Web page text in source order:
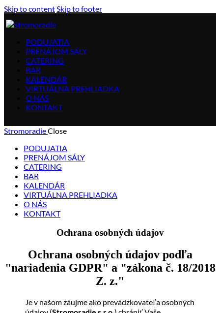
Skip to contentSkip to footer
PODUJATIA
PRENÁJOM SÁLY
CATERING
BAR
KALENDÁR
VIRTUÁLNA PREHLIADKA
O NÁS
KONTAKT
StromoradieClose
PODUJATIA
PRENÁJOM SÁLY
CATERING
BAR
KALENDÁR
VIRTUÁLNA PREHLIADKA
O NÁS
KONTAKT
Ochrana osobných údajov
Ochrana osobných údajov podľa
"nariadenia GDPR" a "zákona č. 18/2018
Z. z."
Je v našom záujme ako prevádzkovateľa osobných